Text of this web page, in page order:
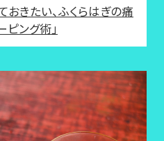
おきたい、ふくらはぎの痛
ピング術」